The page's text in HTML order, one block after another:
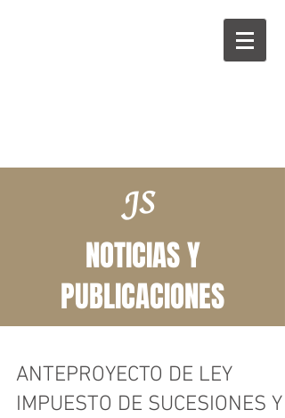
JS
NOTICIAS Y
PUBLICACIONES
ANTEPROYECTO DE LEY
IMPUESTO DE SUCESIONES Y